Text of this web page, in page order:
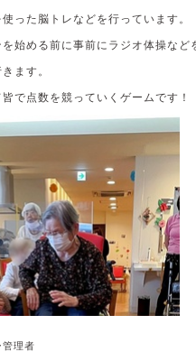
った脳トレなどを行っています。
始める前に事前にラジオ体操など
ます。
で点数を競っていくゲームです！
管理者